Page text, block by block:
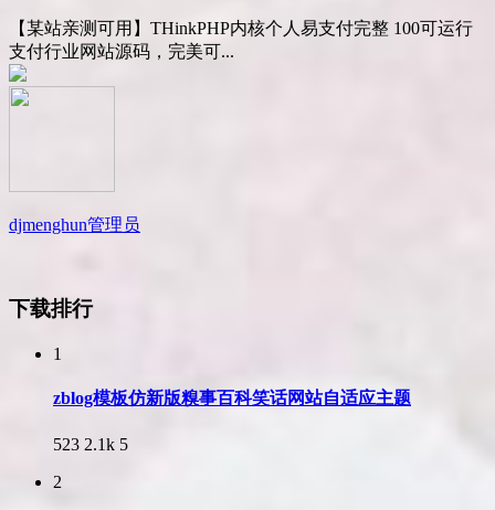
【某站亲测可用】THinkPHP内核个人易支付完整 100可运行
支付行业网站源码，完美可...
djmenghun管理员
下载排行
1
zblog模板仿新版糗事百科笑话网站自适应主题
523 2.1k 5
2